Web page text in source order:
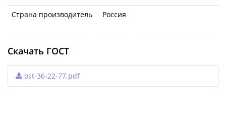
Страна производитель
Россия
Скачать ГОСТ
ost-36-22-77.pdf